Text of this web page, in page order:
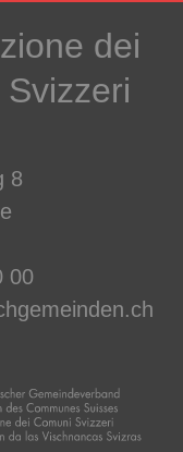
dei
8
00
m nd n ch